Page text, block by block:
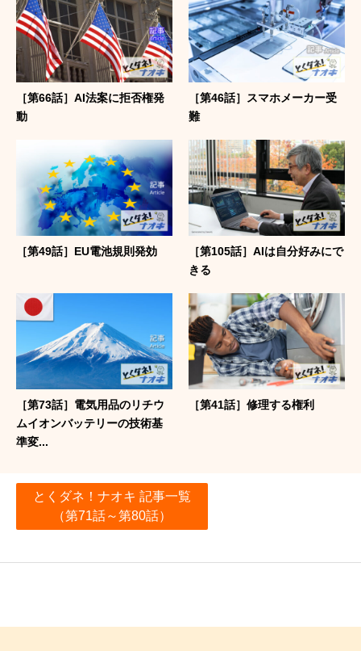
［第66話］AI法案に拒否権発
動
［第46話］スマホメーカー受
難
［第49話］EU電池規則発効
［第105話］AIは自分好みにで
きる
［第73話］電気用品のリチウ
ムイオンバッテリーの技術基
準変...
［第41話］修理する権利
とくダネ！ナオキ 記事一覧
（第71話～第80話）